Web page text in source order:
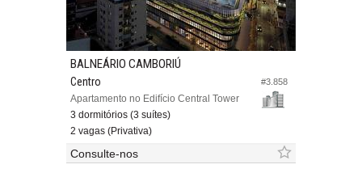
#3.858
BALNEÁRIO CAMBORIÚ
Centro
Apartamento no Edifício Central Tower
3 dormitórios (3 suítes)
2 vagas (Privativa)
Consulte-nos